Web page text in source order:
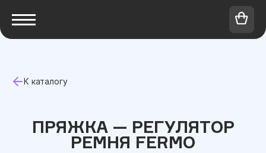
К каталогу
ПРЯЖКА — РЕГУЛЯТОР
РЕМНЯ FERMO